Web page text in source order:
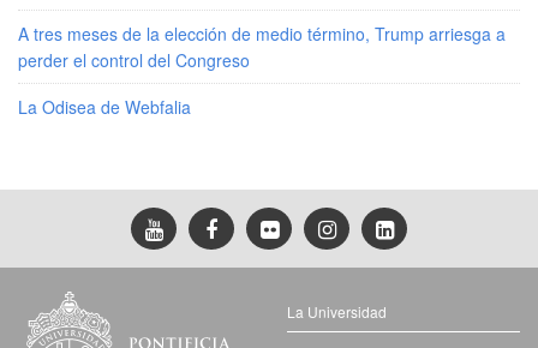
A tres meses de la elección de medio término, Trump arriesga a
perder el control del Congreso
La Odisea de Webfalia
La Universidad